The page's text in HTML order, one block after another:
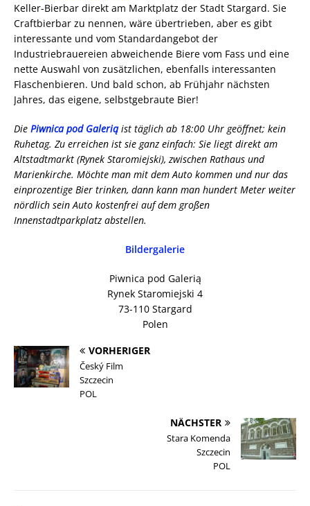
Keller-Bierbar direkt am Marktplatz der Stadt Stargard. Sie
Craftbierbar zu nennen, wäre übertrieben, aber es gibt
interessante und vom Standardangebot der
Industriebrauereien abweichende Biere vom Fass und eine
nette Auswahl von zusätzlichen, ebenfalls interessanten
Flaschenbieren. Und bald schon, ab Frühjahr nächsten
Jahres, das eigene, selbstgebraute Bier!
Die Piwnica pod Galeriąist täglich ab 18:00 Uhr geöffnet; kein
Ruhetag. Zu erreichen ist sie ganz einfach: Sie liegt direkt am
Altstadtmarkt (Rynek Staromiejski), zwischen Rathaus und
Marienkirche. Möchte man mit dem Auto kommen und nur das
einprozentige Bier trinken, dann kann man hundert Meter weiter
nördlich sein Auto kostenfrei auf dem großen
Innenstadtparkplatz abstellen.
Bildergalerie
Piwnica pod Galerią
Rynek Staromiejski 4
73-110 Stargard
Polen
VORHERIGER
Český Film
Szczecin
POL
NÄCHSTER
Stara Komenda
Szczecin
POL